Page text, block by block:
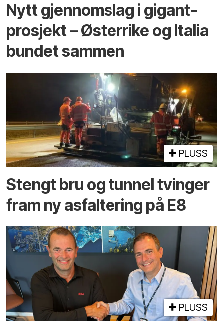
Nytt gjennomslag i gigant­
prosjekt – Østerrike og Italia
bundet sammen
PLUSS
Stengt bru og tunnel tvinger
fram ny asfaltering på E8
PLUSS